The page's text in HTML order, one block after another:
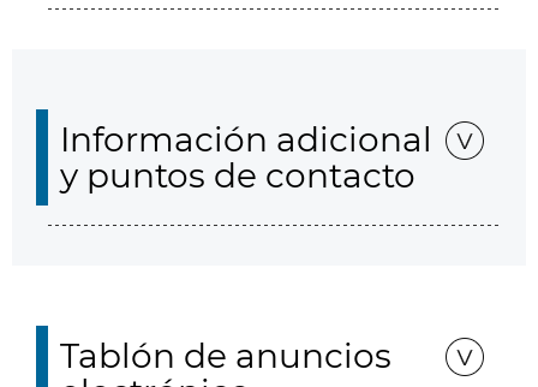
Información adicional
y puntos de contacto
Tablón de anuncios